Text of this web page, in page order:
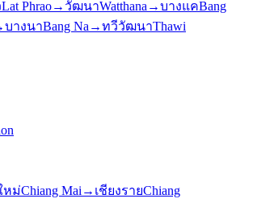
Lat Phrao→ วัฒนาWatthana →บางแคBang
บางนาBang Na →ทวีวัฒนาThawi
หม่Chiang Mai → เชียงรายChiang